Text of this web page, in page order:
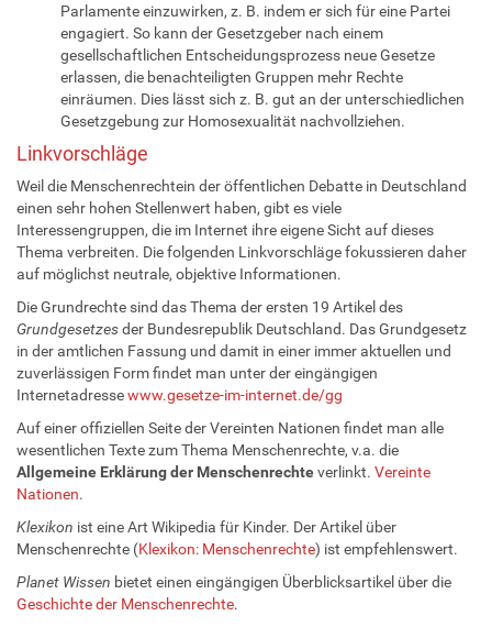
Parlamente einzuwirken, z. B. indem er sich für eine Partei
engagiert. So kann der Gesetzgeber nach einem
gesellschaftlichen Entscheidungsprozess neue Gesetze
erlassen, die benachteiligten Gruppen mehr Rechte
einräumen. Dies lässt sich z. B. gut an der unterschiedlichen
Gesetzgebung zur Homosexualität nachvollziehen.
Linkvorschläge
Weil die Menschenrechtein der öffentlichen Debatte in Deutschland
einen sehr hohen Stellenwert haben, gibt es viele
Interessengruppen, die im Internet ihre eigene Sicht auf dieses
Thema verbreiten. Die folgenden Linkvorschläge fokussieren daher
auf möglichst neutrale, objektive Informationen.
Die Grundrechte sind das Thema der ersten 19 Artikel des
Grundgesetzesder Bundesrepublik Deutschland. Das Grundgesetz
in der amtlichen Fassung und damit in einer immer aktuellen und
zuverlässigen Form findet man unter der eingängigen
Internetadressewww.gesetze-im-internet.de/gg
Auf einer offiziellen Seite der Vereinten Nationen findet man alle
wesentlichen Texte zum Thema Menschenrechte, v.a. die
Allgemeine Erklärung der Menschenrechteverlinkt. Vereinte
Nationen.
Klexikon ist eine Art Wikipedia für Kinder. Der Artikel über
Menschenrechte (Klexikon: Menschenrechte) ist empfehlenswert.
Planet Wissen bietet einen eingängigen Überblicksartikel über die
Geschichte der Menschenrechte.